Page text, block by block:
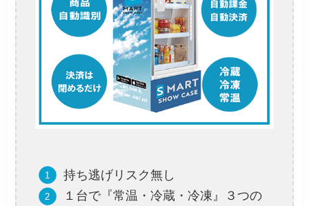
持ち逃げリスク無し
１台で『常温・冷蔵・冷凍』３つの